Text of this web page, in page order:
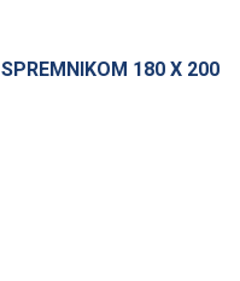
180 X 200